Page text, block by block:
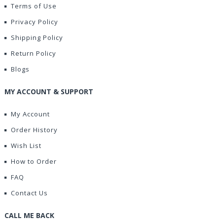
Terms of Use
Privacy Policy
Shipping Policy
Return Policy
Blogs
MY ACCOUNT & SUPPORT
My Account
Order History
Wish List
How to Order
FAQ
Contact Us
CALL ME BACK